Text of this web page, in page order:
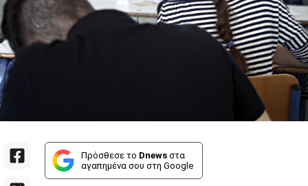
Πρόσθεσε το Dnews στα
αγαπημένα σου στη Google